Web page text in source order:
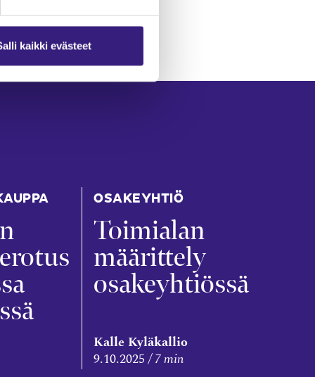
kaikki evästeet
OSAKEYHTIÖ
Toimialan
määrittely
osakeyhtiössä
Kalle Kyläkallio
9.10.2025
7 min